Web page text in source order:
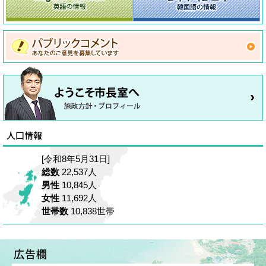
[令和8年5月31日]
総数 22,537人
男性 10,845人
女性 11,692人
世帯数 10,838世帯